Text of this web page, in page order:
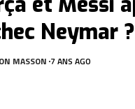
Neymar ?
MASSON 7 ANS AGO